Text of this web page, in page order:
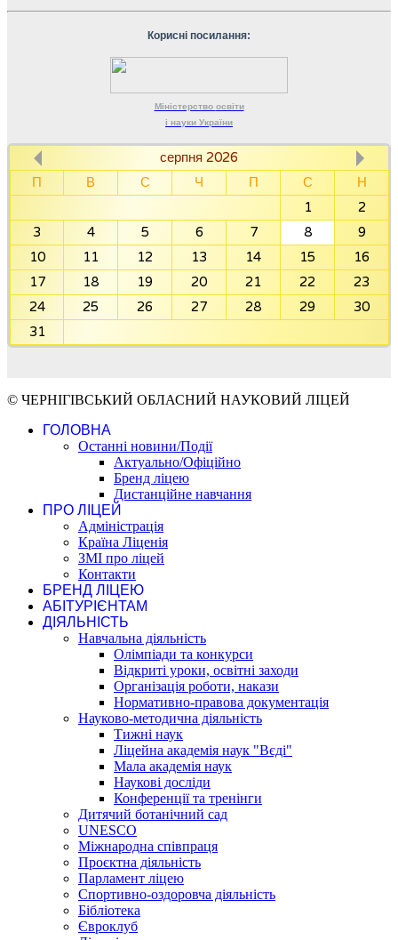
Корисні посилання:
Міністерство освіти
і науки України
серпня 2026
П
В С Ч П С
Н
1
2
3
4 5 6 7 8
9
10
11 12 13 14 15
16
17
18 19 20 21 22
23
24
25 26 27 28 29
30
31
© ЧЕРНІГІВСЬКИЙ ОБЛАСНИЙ НАУКОВИЙ ЛІЦЕЙ
ГОЛОВНА
Останні новини/Події
Актуально/Офіційно
Бренд ліцею
Дистанційне навчання
ПРО ЛІЦЕЙ
Адміністрація
Країна Ліценія
ЗМІ про ліцей
Контакти
БРЕНД ЛІЦЕЮ
АБІТУРІЄНТАМ
ДІЯЛЬНІСТЬ
Навчальна діяльність
Олімпіади та конкурси
Відкриті уроки, освітні заходи
Організація роботи, накази
Нормативно-правова документація
Науково-методична діяльність
Тижні наук
Ліцейна академія наук "Вєді"
Мала академія наук
Наукові досліди
Конференції та тренінги
Дитячий ботанічний сад
UNESCO
Міжнародна співпраця
Проєктна діяльність
Парламент ліцею
Спортивно-оздоровча діяльність
Бібліотека
Євроклуб